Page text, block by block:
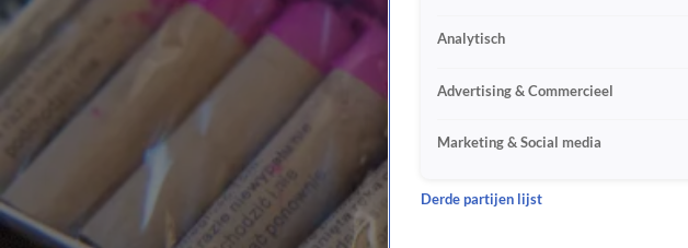
Analytisch
Advertising & Commercieel
Marketing & Social media
Derde partijen lijst